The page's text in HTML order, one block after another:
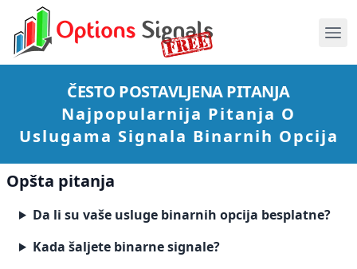
ČESTO POSTAVLJENA PITANJA
Najpopularnija Pitanja O
Uslugama Signala Binarnih Opcija
Opšta pitanja
Da li su vaše usluge binarnih opcija besplatne?
Kada šaljete binarne signale?